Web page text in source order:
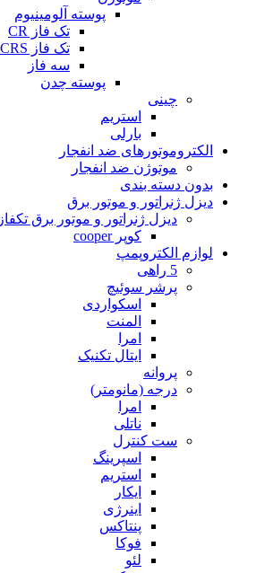
پوسته آلومینیوم
تک فاز CR
تک فاز CRS یا کلاچ دار
سه فاز
پوسته چدن
چینی
استریم
بارلی
الکتروموتورهای ضد انفجار
موتوژن ضد انفجار
بدون دسته بندی
دیزل ژنراتور و موتور برق
دیزل ژنراتور و موتور برق تکفاز
کوپر cooper
لوازم الکتروپمپ
5 راهی
پرشر سوئیچ
اسکواردی
المنت
امرا
ایتال تکنیک
پروانه
درجه (مانومتر)
امرا
ناتلی
ست کنترل
اسپرینگ
استریم
ایکار
اینرژی
پنتاکس
فوکا
لئو